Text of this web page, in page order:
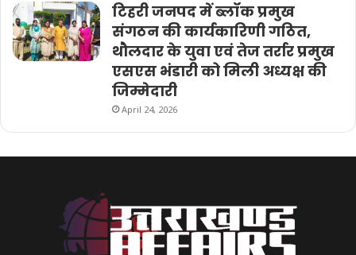
टिहरी जनपद में ब्लॉक प्रमुख
संगठन की कार्यकारिणी गठित,
थौलदार के युवा एवं तेज तर्रार प्रमुख
एसएस भंडारी को मिली अध्यक्ष की
जिम्मेदारी
April 24, 2026